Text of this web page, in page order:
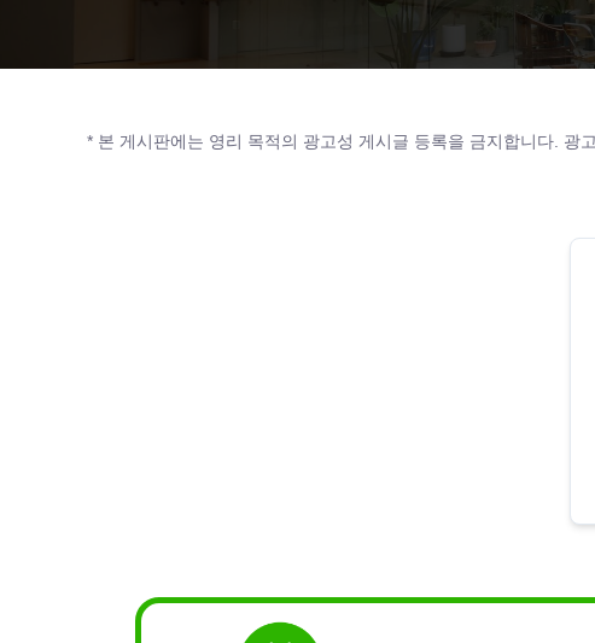
* 본 게시판에는 영리 목적의 광고성 게시글 등록을 금지합니다. 광